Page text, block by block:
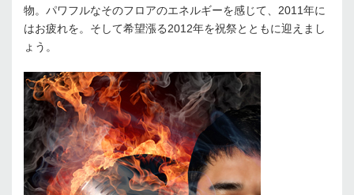
物。パワフルなそのフロアのエネルギーを感じて、2011年に
はお疲れを。そして希望漲る2012年を祝祭とともに迎えまし
ょう。